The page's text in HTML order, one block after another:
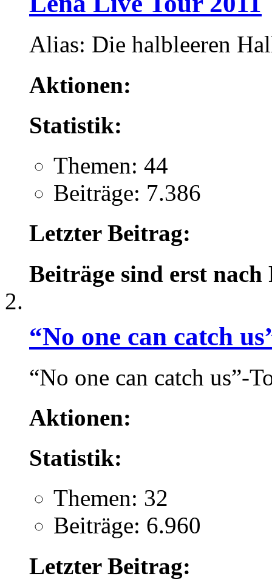
Alias: Die halbleeren
Aktionen:
Statistik:
Themen: 44
Beiträge: 7.386
Letzter Beitrag:
Beiträge sind erst
“No one can catch
“No one can catch us”-
Aktionen:
Statistik:
Themen: 32
Beiträge: 6.960
Letzter Beitrag: